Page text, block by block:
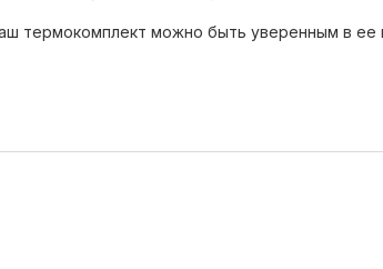
термокомплект можно быть уверенным в ее